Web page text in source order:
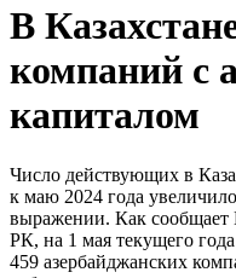
В
компаний с
капиталом
Число действующих в
к маю 2024 года
выражении. Как сообщает
РК, на 1 мая текущего года
459 азербайджанских